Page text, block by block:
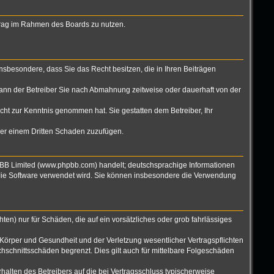
im Rahmen des Boards zu nutzen.
dass Sie das Recht besitzen, die in Ihren Beiträgen
der Betreiber Sie nach Abmahnung zeitweise oder dauerhaft von der
zur Kenntnis genommen hat. Sie gestatten dem Betreiber, Ihr
einem Dritten Schaden zuzufügen.
Limited (www.phpbb.com) handelt; deutschsprachige Informationen
Software verwendet wird. Sie können insbesondere die Verwendung
nur für Schäden, die auf ein vorsätzliches oder grob fahrlässiges
und Gesundheit und der Verletzung wesentlicher Vertragspflichten
begrenzt. Dies gilt auch für mittelbare Folgeschäden
des Betreibers auf die bei Vertragsschluss typischerweise